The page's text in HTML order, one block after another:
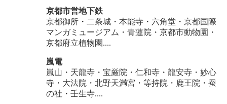
京都市営地下鉄
京都御所・二条城・本能寺・六角堂・京都国際
マンガミュージアム・青蓮院・京都市動物園・
京都府立植物園....
嵐電
嵐山・天龍寺・宝厳院・仁和寺・龍安寺・妙心
寺・大法院・北野天満宮・等持院・鹿王院・蚕
の社・壬生寺....